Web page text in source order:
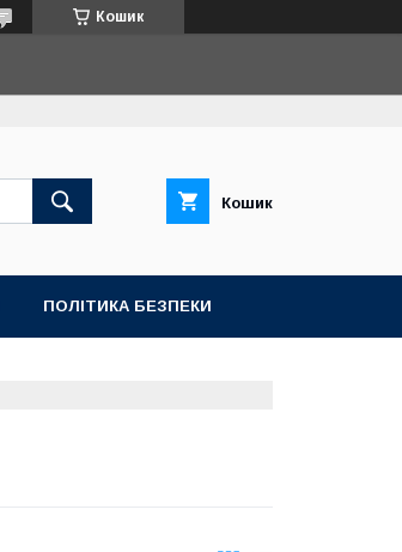
Кошик
Кошик
ПОЛІТИКА БЕЗПЕКИ